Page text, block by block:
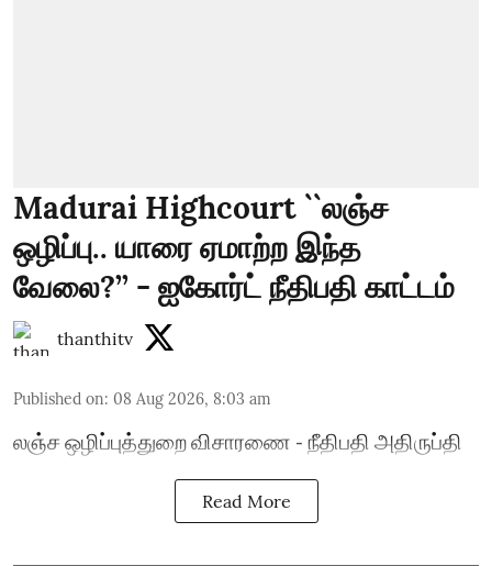
Madurai Highcourt ``லஞ்ச
ஒழிப்பு.. யாரை ஏமாற்ற இந்த
வேலை?’’ - ஐகோர்ட் நீதிபதி காட்டம்
thanthitv
Published on: 08 Aug 2026, 8:03 am
லஞ்ச ஒழிப்புத்துறை விசாரணை - நீதிபதி அதிருப்தி
Read More